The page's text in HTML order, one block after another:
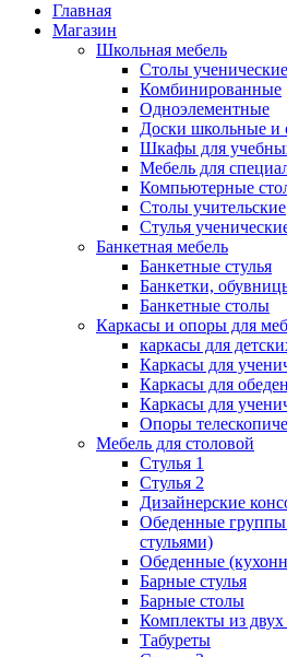
Главная
Магазин
Школьная мебель
Столы ученические
Комбинированные
Одноэлементные
Доски школьные и
Шкафы для
Мебель для
Компьютерные
Столы учительские
Стулья
Банкетная мебель
Банкетные стулья
Банкетки,
Банкетные столы
Каркасы и опоры для
каркасы для
Каркасы для
Каркасы для
Каркасы для
Опоры
Мебель для столовой
Стулья 1
Стулья 2
Дизайнерские
Обеденные
стульями)
Обеденные
Барные стулья
Барные столы
Комплекты из двух
Табуреты